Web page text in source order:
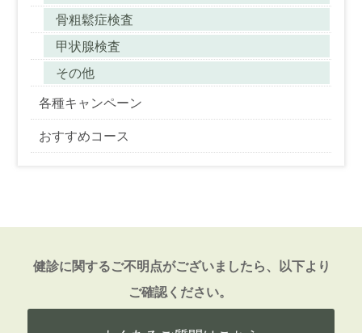
骨粗鬆症検査
甲状腺検査
その他
各種キャンペーン
おすすめコース
健診に関するご不明点がございましたら、以下より
ご確認ください。